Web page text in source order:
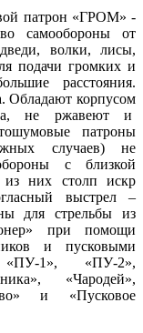
патрон «ГРОМ» -
самообороны от
волки, лисы,
подачи громких и
расстояния.
Обладают корпусом
не ржавеют и
патроны
случаев) не
с близкой
из них столп искр
выстрел –
для стрельбы из
при помощи
и пусковыми
1», «ПУ-2»,
«Чародей»,
и «Пусковое